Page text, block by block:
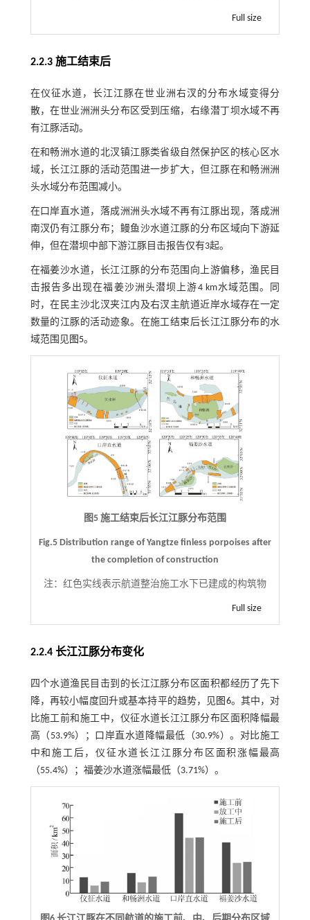
Full size
2.2.3 施工结束后
在仪征水道，长江江豚在世业洲右汊的分布水域变得分
散，在世业洲洲头分布区受到压缩，右缘潜丁坝水域不再
有江豚活动。
在和畅洲水道的北汊镇江豚类省级自然保护区的核心区水
域，长江江豚的活动范围进一步扩大，但江豚在和畅洲洲
头水域分布范围减小。
在口岸直水道，落成洲洲头水域不再有江豚出现，落成洲
南汊仍有江豚分布；鳗鱼沙水道江豚的分布区域向下游延
伸，但在潜坝中部下游江豚目击报告仅有3起。
在福姜沙水道，长江江豚的分布范围向上游偏移，渔民目
击报告多出现在福姜沙洲头潜坝上游4 km水域范围。同
时，在民主沙北汊夹江内及右汊主航道近岸水域存在一定
数量的江豚的活动迹象。在施工结束后长江江豚分布的水
域范围见图5。
图5 施工结束后长江江豚分布范围
Fig.5 Distribution range of Yangtze finless porpoises after
the completion of construction
注： 红色实线表示航道整治施工水下已建成的构筑物
Full size
2.2.4 长江江豚分布变化
四个水道渔民目击到的长江江豚分布区面积都经历了先下
降，再较小幅度回升或基本持平的趋势，见图6。其中，对
比施工前和施工中，仪征水道长江江豚分布区面积降幅最
高（53.9%）；口岸直水道降幅最低（30.9%）。对比施工
中和施工后，仪征水道长江江豚分布区面积涨幅最高
（55.4%）；福姜沙水道涨幅最低（3.71%）。